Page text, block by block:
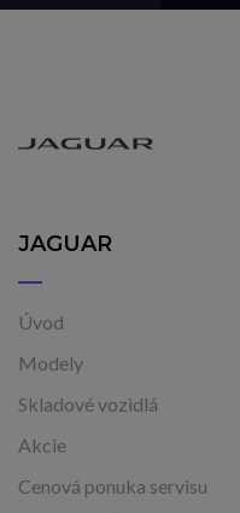
JAGUAR
Úvod
Modely
Skladové vozidlá
Akcie
Cenová ponuka servisu